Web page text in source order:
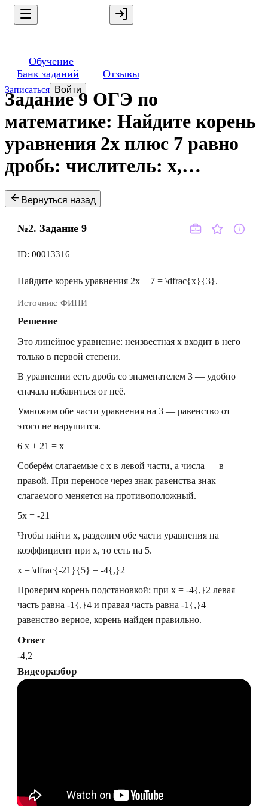
Обучение
Банк заданий
Отзывы
Записаться Войти
Задание 9 ОГЭ по
математике: Найдите корень
уравнения 2x плюс 7 равно
дробь: числитель: x,…
Вернуться назад
№2. Задание 9
ID: 00013316
Найдите корень уравнения 2x + 7 = \dfrac{x}{3}.
Источник: ФИПИ
Решение
Это линейное уравнение: неизвестная x входит в него
только в первой степени.
В уравнении есть дробь со знаменателем 3 — удобно
сначала избавиться от неё.
Умножим обе части уравнения на 3 — равенство от
этого не нарушится.
6 x + 21 = x
Соберём слагаемые с x в левой части, а числа — в
правой. При переносе через знак равенства знак
слагаемого меняется на противоположный.
5x = -21
Чтобы найти x, разделим обе части уравнения на
коэффициент при x, то есть на 5.
x = \dfrac{-21}{5} = -4{,}2
Проверим корень подстановкой: при x = -4{,}2 левая
часть равна -1{,}4 и правая часть равна -1{,}4 —
равенство верное, корень найден правильно.
Ответ
-4,2
Видеоразбор